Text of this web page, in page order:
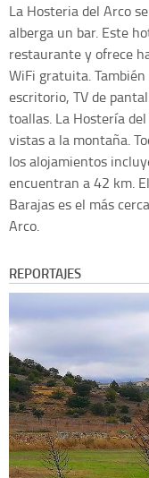
La Hosteria del Arco
alberga un bar. Este
restaurante y ofrece
WiFi gratuita.
escritorio, TV de
toallas. La Hostería
vistas a la montaña.
los alojamientos
encuentran a 42 km.
Barajas es el más
Arco.
REPORTAJES